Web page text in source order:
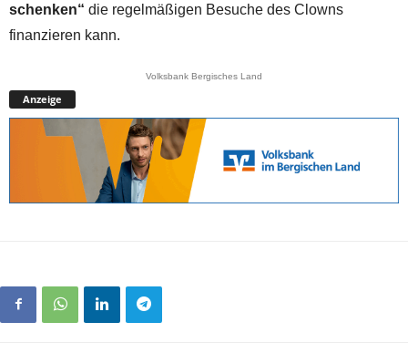
schenken“ die regelmäßigen Besuche des Clowns
finanzieren kann.
Volksbank Bergisches Land
Anzeige